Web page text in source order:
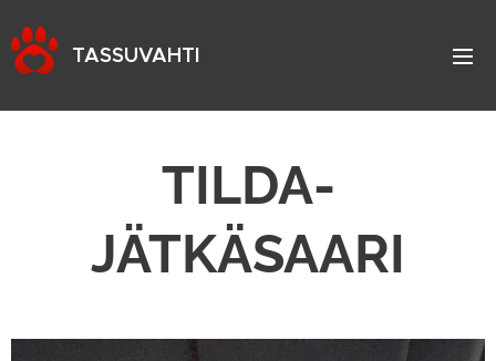
TASSUVAHTI
TILDA-
JÄTKÄSAARI